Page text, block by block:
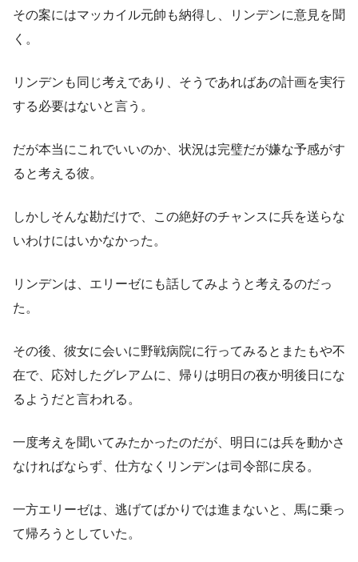
その案にはマッカイル元帥も納得し、リンデンに意見を聞
く。
リンデンも同じ考えであり、そうであればあの計画を実行
する必要はないと言う。
だが本当にこれでいいのか、状況は完璧だが嫌な予感がす
ると考える彼。
しかしそんな勘だけで、この絶好のチャンスに兵を送らな
いわけにはいかなかった。
リンデンは、エリーゼにも話してみようと考えるのだっ
た。
その後、彼女に会いに野戦病院に行ってみるとまたもや不
在で、応対したグレアムに、帰りは明日の夜か明後日にな
るようだと言われる。
一度考えを聞いてみたかったのだが、明日には兵を動かさ
なければならず、仕方なくリンデンは司令部に戻る。
一方エリーゼは、逃げてばかりでは進まないと、馬に乗っ
て帰ろうとしていた。